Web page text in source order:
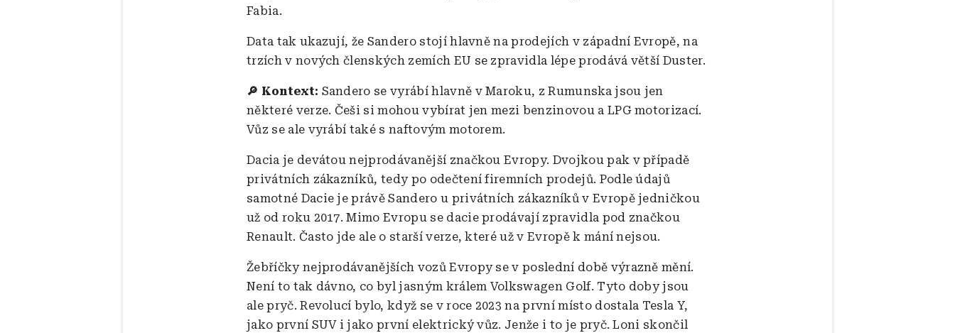
Fabia.
Data tak ukazují, že Sandero stojí hlavně na prodejích v západní Evropě, na
trzích v nových členských zemích EU se zpravidla lépe prodává větší Duster.
🔎 Kontext: Sandero se vyrábí hlavně v Maroku, z Rumunska jsou jen
některé verze. Češi si mohou vybírat jen mezi benzinovou a LPG motorizací.
Vůz se ale vyrábí také s naftovým motorem.
Dacia je devátou nejprodávanější značkou Evropy. Dvojkou pak v případě
privátních zákazníků, tedy po odečtení firemních prodejů. Podle údajů
samotné Dacie je právě Sandero u privátních zákazníků v Evropě jedničkou
už od roku 2017. Mimo Evropu se dacie prodávají zpravidla pod značkou
Renault. Často jde ale o starší verze, které už v Evropě k mání nejsou.
Žebříčky nejprodávanějších vozů Evropy se v poslední době výrazně mění.
Není to tak dávno, co byl jasným králem Volkswagen Golf. Tyto doby jsou
ale pryč. Revolucí bylo, když se v roce 2023 na první místo dostala Tesla Y,
jako první SUV i jako první elektrický vůz. Jenže i to je pryč. Loni skončil